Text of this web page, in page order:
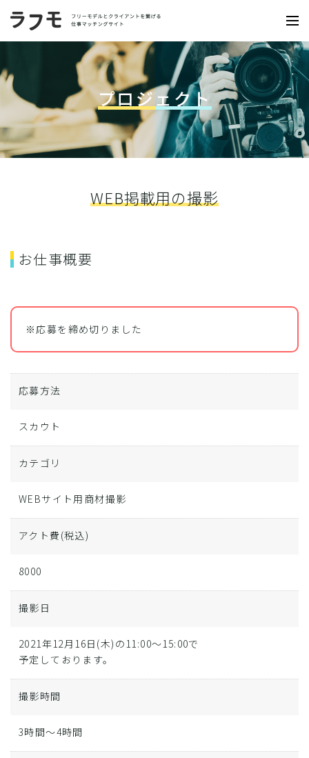
プロジェクト
WEB掲載用の撮影
お仕事概要
※応募を締め切りました
応募方法
スカウト
カテゴリ
WEBサイト用商材撮影
アクト費 (税込)
8000
撮影日
2021年12月16日(木)の11:00〜15:00で
予定しております。
撮影時間
3時間～4時間